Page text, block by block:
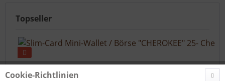
Topseller
Cookie-Richtlinien